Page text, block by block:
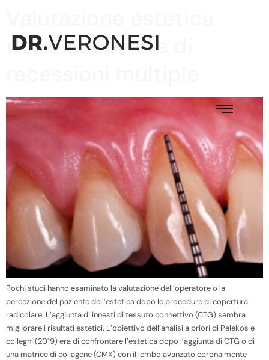
dopo copertura di
Pochi studi hanno esaminato la valutazione dell’operatore o la
percezione del paziente dell’estetica dopo le procedure di copertura
radicolare. L’aggiunta di innesti di tessuto connettivo (CTG) sembra
migliorare i risultati estetici. L’obiettivo dell’analisi a priori di Pelekos e
colleghi (2019) era di confrontare l’estetica dopo l’aggiunta di CTG o di
una matrice di collagene (CMX) con il lembo avanzato coronalmente